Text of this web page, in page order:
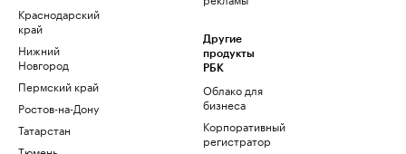
Краснодарский
край
Нижний
Новгород
Пермский край
Ростов-на-Дону
Татарстан
Другие
продукты
РБК
Облако для
бизнеса
Корпоративный
регистратор